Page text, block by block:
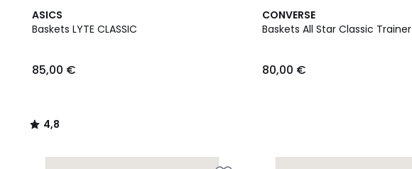
ASICS
Baskets LYTE CLASSIC
85,00 €
4,8
/ 5
4,8
/
CONVERSE
Baskets All Star Classic Trainer
80,00 €
3
Couleurs